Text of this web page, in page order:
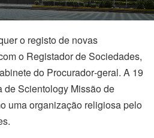
o registo de novas
o Registador de Sociedades,
do Procurador‑geral. A 19
de Scientology Missão de
uma organização religiosa pelo